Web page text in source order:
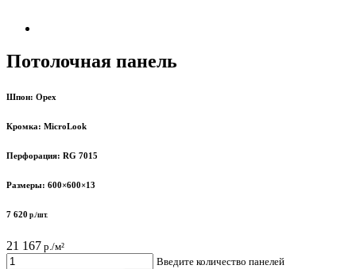
Потолочная панель
Шпон: Орех
Кромка: MicroLook
Перфорация: RG 7015
Размеры: 600×600×13
7 620 р./шт.
21 167 р./м²
Введите количество панелей